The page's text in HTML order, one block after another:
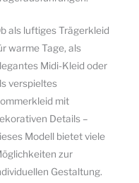
als luftiges Trägerkleid
warme Tage, als
Midi-Kleid oder
verspieltes
mit
Details –
Modell bietet viele
zur
Gestaltung.